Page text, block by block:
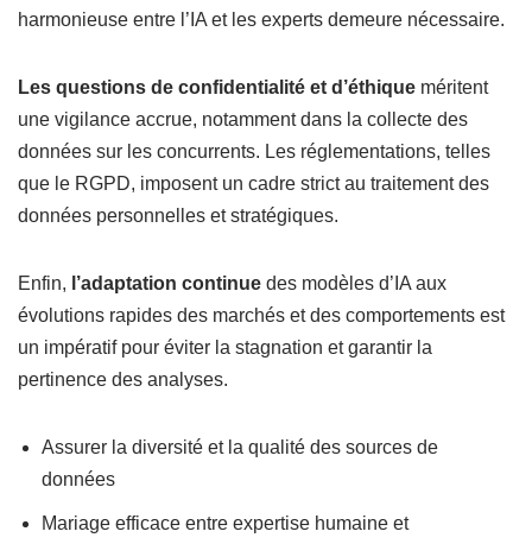
harmonieuse entre l’IA et les experts demeure nécessaire.
Les questions de confidentialité et d’éthique méritent
une vigilance accrue, notamment dans la collecte des
données sur les concurrents. Les réglementations, telles
que le RGPD, imposent un cadre strict au traitement des
données personnelles et stratégiques.
Enfin, l’adaptation continue des modèles d’IA aux
évolutions rapides des marchés et des comportements est
un impératif pour éviter la stagnation et garantir la
pertinence des analyses.
Assurer la diversité et la qualité des sources de
données
Mariage efficace entre expertise humaine et